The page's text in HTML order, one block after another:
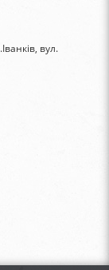
вул.